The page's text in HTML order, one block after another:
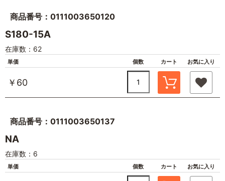
商品番号：0111003650120
S180-15A
在庫数：62
単価 個数 カート お気に入り
￥60
商品番号：0111003650137
NA
在庫数：6
単価 個数 カート お気に入り